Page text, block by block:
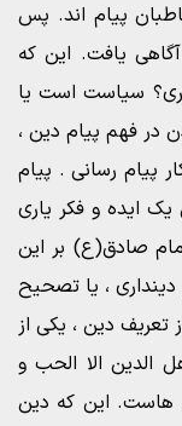
پیام اند. پس
یافت. این که
سیاست است یا
در فهم پیام دین ،
پیام رسانی . پیام
ایده و فکر یاری
صادق(ع) بر این
، یا تصحیح
تعریف دین ، یکی از
الدین الا الحب و
هاست. این که دین